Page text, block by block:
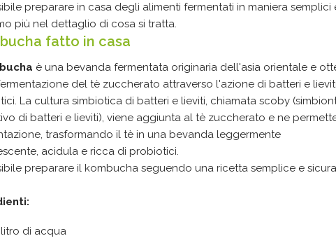
preparare in casa degli alimenti fermentati in maniera semplici
più nel dettaglio di cosa si tratta.
fatto in casa
è una bevanda fermentata originaria dell'asia orientale e
del tè zuccherato attraverso l'azione di batteri e lieviti
La cultura simbiotica di batteri e lieviti, chiamata scoby
di batteri e lieviti), viene aggiunta al tè zuccherato e ne
trasformando il tè in una bevanda leggermente
acidula e ricca di probiotici.
preparare il kombucha seguendo una ricetta semplice e
litro di acqua